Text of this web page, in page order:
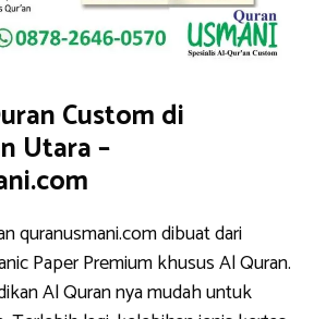
Custom di
Utara –
quranusmani.com dibuat dari
Paper Premium khusus Al Quran.
Al Quran nya mudah untuk